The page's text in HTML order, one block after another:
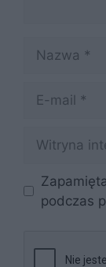
mail
internetowa
podczas